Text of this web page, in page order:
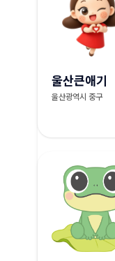
울산큰애기
울산광역시 중구